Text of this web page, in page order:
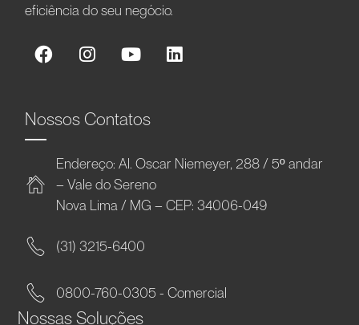
eficiência do seu negócio.
Nossos Contatos
Endereço: Al. Oscar Niemeyer, 288 / 5º andar
– Vale do Sereno
Nova Lima / MG – CEP: 34006-049
(31) 3215-6400
0800-760-0305 - Comercial
Nossas Soluções